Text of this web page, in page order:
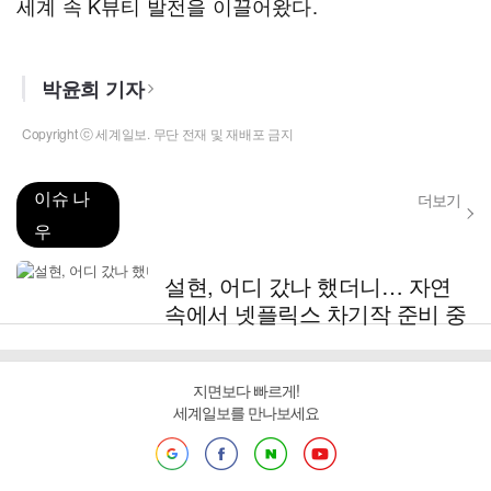
박윤희 기자
Copyright ⓒ 세계일보. 무단 전재 및 재배포 금지
이슈 나
우
더보기
설현, 어디 갔나 했더니… 자연
속에서 넷플릭스 차기작 준비 중
지면보다 빠르게!
세계일보를 만나보세요